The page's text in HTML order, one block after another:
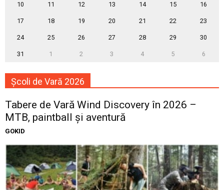
10 11 12 13 14 15 16
17 18 19 20 21 22 23
24 25 26 27 28 29 30
31 1 2 3 4 5 6
Școli de Vară 2026
Tabere de Vară Wind Discovery în 2026 –
MTB, paintball și aventură
GOKID